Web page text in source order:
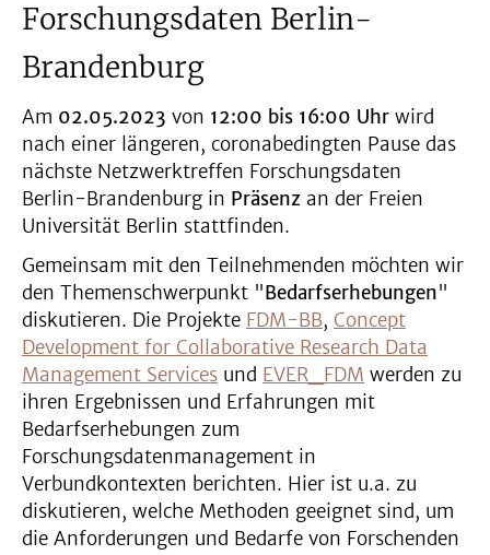
Forschungsdaten Berlin-
Brandenburg
Am 02.05.2023 von 12:00 bis 16:00 Uhr wird
nach einer längeren, coronabedingten Pause das
nächste Netzwerktreffen Forschungsdaten
Berlin-Brandenburg in Präsenz an der Freien
Universität Berlin stattfinden.
Gemeinsam mit den Teilnehmenden möchten wir
den Themenschwerpunkt "Bedarfserhebungen"
diskutieren. Die Projekte FDM-BB, Concept
Development for Collaborative Research Data
Management Services und EVER_FDM werden zu
ihren Ergebnissen und Erfahrungen mit
Bedarfserhebungen zum
Forschungsdatenmanagement in
Verbundkontexten berichten. Hier ist u.a. zu
diskutieren, welche Methoden geeignet sind, um
die Anforderungen und Bedarfe von Forschenden